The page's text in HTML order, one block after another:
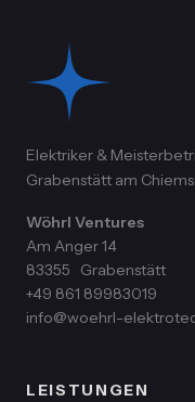
Elektriker &
Grabenstätt am
Wöhrl Ventures
Am Anger 14
83355
Grabenstätt
+49 861 89983019
info@woehrl-
LEISTUNGEN